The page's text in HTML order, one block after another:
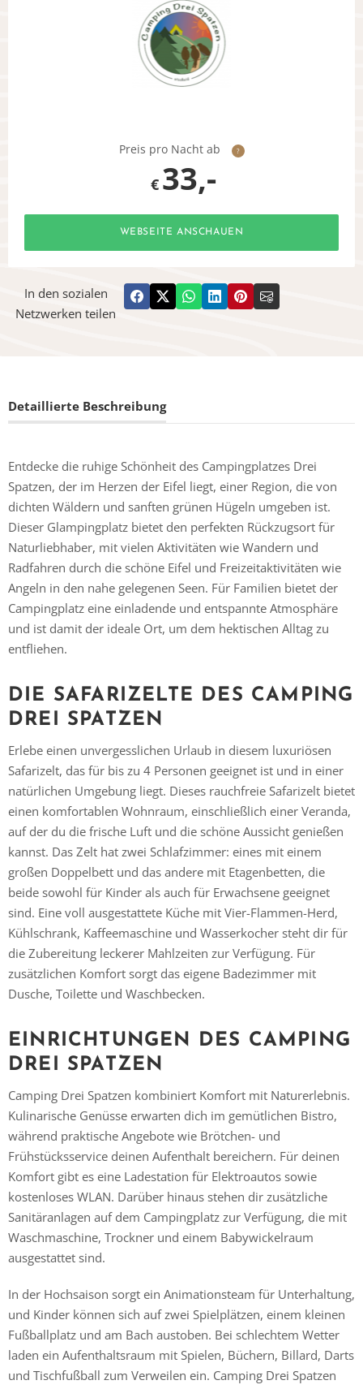
Preis pro Nacht ab ?
€ 33,-
WEBSEITE ANSCHAUEN
In den sozialen
Netzwerken teilen
Detaillierte Beschreibung
Entdecke die ruhige Schönheit des Campingplatzes Drei
Spatzen, der im Herzen der Eifel liegt, einer Region, die von
dichten Wäldern und sanften grünen Hügeln umgeben ist.
Dieser Glampingplatz bietet den perfekten Rückzugsort für
Naturliebhaber, mit vielen Aktivitäten wie Wandern und
Radfahren durch die schöne Eifel und Freizeitaktivitäten wie
Angeln in den nahe gelegenen Seen. Für Familien bietet der
Campingplatz eine einladende und entspannte Atmosphäre
und ist damit der ideale Ort, um dem hektischen Alltag zu
entfliehen.
DIE SAFARIZELTE DES CAMPING
DREI SPATZEN
Erlebe einen unvergesslichen Urlaub in diesem luxuriösen
Safarizelt, das für bis zu 4 Personen geeignet ist und in einer
natürlichen Umgebung liegt. Dieses rauchfreie Safarizelt bietet
einen komfortablen Wohnraum, einschließlich einer Veranda,
auf der du die frische Luft und die schöne Aussicht genießen
kannst. Das Zelt hat zwei Schlafzimmer: eines mit einem
großen Doppelbett und das andere mit Etagenbetten, die
beide sowohl für Kinder als auch für Erwachsene geeignet
sind. Eine voll ausgestattete Küche mit Vier-Flammen-Herd,
Kühlschrank, Kaffeemaschine und Wasserkocher steht dir für
die Zubereitung leckerer Mahlzeiten zur Verfügung. Für
zusätzlichen Komfort sorgt das eigene Badezimmer mit
Dusche, Toilette und Waschbecken.
EINRICHTUNGEN DES CAMPING
DREI SPATZEN
Camping Drei Spatzen kombiniert Komfort mit Naturerlebnis.
Kulinarische Genüsse erwarten dich im gemütlichen Bistro,
während praktische Angebote wie Brötchen- und
Frühstücksservice deinen Aufenthalt bereichern. Für deinen
Komfort gibt es eine Ladestation für Elektroautos sowie
kostenloses WLAN. Darüber hinaus stehen dir zusätzliche
Sanitäranlagen auf dem Campingplatz zur Verfügung, die mit
Waschmaschine, Trockner und einem Babywickelraum
ausgestattet sind.
In der Hochsaison sorgt ein Animationsteam für Unterhaltung,
und Kinder können sich auf zwei Spielplätzen, einem kleinen
Fußballplatz und am Bach austoben. Bei schlechtem Wetter
laden ein Aufenthaltsraum mit Spielen, Büchern, Billard, Darts
und Tischfußball zum Verweilen ein. Camping Drei Spatzen